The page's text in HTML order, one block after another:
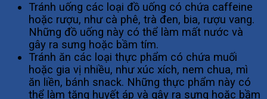
Tránh uống các loại đồ uống có chứa caffeine
hoặc rượu, như cà phê, trà đen, bia, rượu vang.
Những đồ uống này có thể làm mất nước và
gây ra sưng hoặc bầm tím.
Tránh ăn các loại thực phẩm có chứa muối
hoặc gia vị nhiều, như xúc xích, nem chua, mì
ăn liền, bánh snack. Những thực phẩm này có
thể làm tăng huyết áp và gây ra sưng hoặc bầm